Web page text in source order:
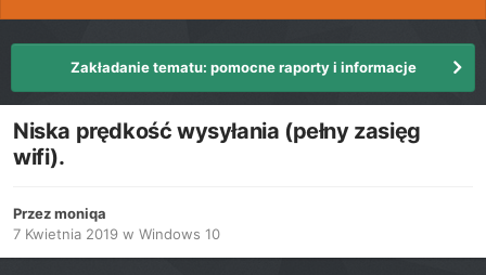
Zakładanie tematu: pomocne raporty i informacje
Niska prędkość wysyłania (pełny zasięg
wifi).
Przezmoniqa
7 Kwietnia 2019 w Windows 10